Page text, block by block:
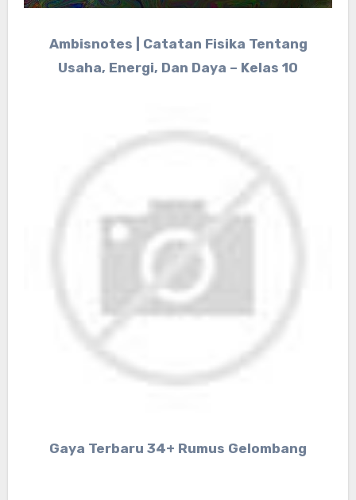
Ambisnotes | Catatan Fisika Tentang
Usaha, Energi, Dan Daya – Kelas 10
Gaya Terbaru 34+ Rumus Gelombang